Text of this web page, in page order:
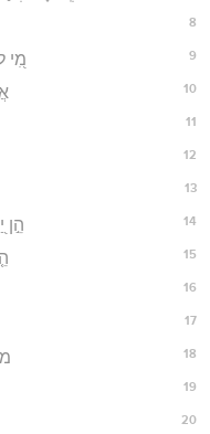
8
9 מִ֭י
10
11
12
13
14 הֵ֣ן
15
16
17
18
19
20